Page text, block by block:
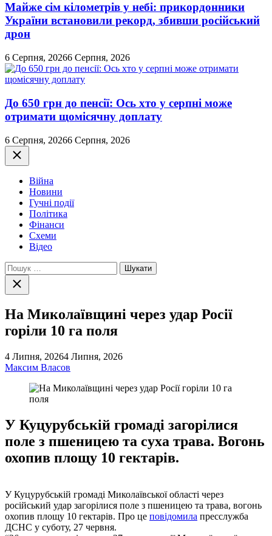
Майже сім кілометрів у небі: прикордонники
України встановили рекорд, збивши російський
дрон
6 Серпня, 20266 Серпня, 2026
До 650 грн до пенсії: Ось хто у серпні може
отримати щомісячну доплату
6 Серпня, 20266 Серпня, 2026
Закрити
Війна
Новини
Гучні події
Політика
Фінанси
Схеми
Відео
Пошук:
Закрити
пошук
На Миколаївщині через удар Росії
горіли 10 га поля
4 Липня, 20264 Липня, 2026
Максим Власов
У Куцурубській громаді загорілися
поле з пшеницею та суха трава. Вогонь
охопив площу 10 гектарів.
У Куцурубській громаді Миколаївської області через
російський удар загорілися поле з пшеницею та трава, вогонь
охопив площу 10 гектарів. Про це повідомила пресслужба
ДСНС у суботу, 27 червня.